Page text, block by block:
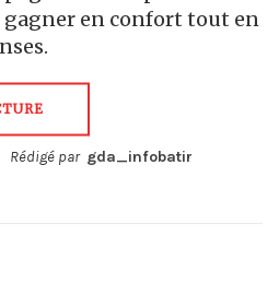
en confort tout en
Rédigé par gda_infobatir